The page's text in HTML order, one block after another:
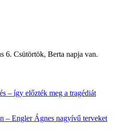
6. Csütörtök, Berta napja van.
– így előzték meg a tragédiát
– Engler Ágnes nagyívű terveket